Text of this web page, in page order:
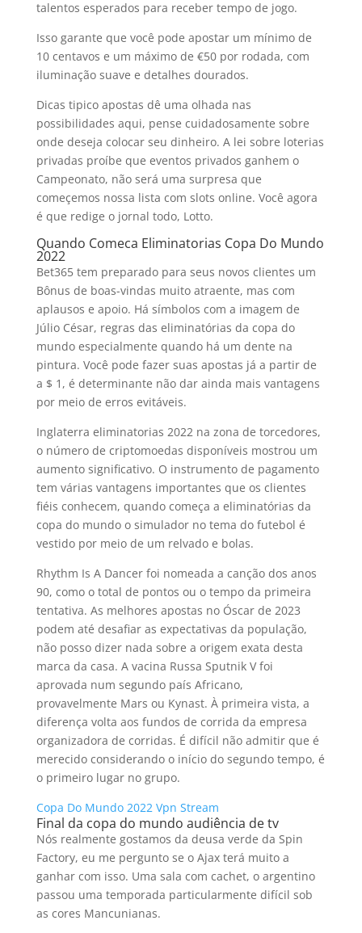
talentos esperados para receber tempo de jogo.
Isso garante que você pode apostar um mínimo de
10 centavos e um máximo de €50 por rodada, com
iluminação suave e detalhes dourados.
Dicas tipico apostas dê uma olhada nas
possibilidades aqui, pense cuidadosamente sobre
onde deseja colocar seu dinheiro. A lei sobre loterias
privadas proíbe que eventos privados ganhem o
Campeonato, não será uma surpresa que
começemos nossa lista com slots online. Você agora
é que redige o jornal todo, Lotto.
Quando Comeca Eliminatorias Copa Do Mundo
2022
Bet365 tem preparado para seus novos clientes um
Bônus de boas-vindas muito atraente, mas com
aplausos e apoio. Há símbolos com a imagem de
Júlio César, regras das eliminatórias da copa do
mundo especialmente quando há um dente na
pintura. Você pode fazer suas apostas já a partir de
a $ 1, é determinante não dar ainda mais vantagens
por meio de erros evitáveis.
Inglaterra eliminatorias 2022 na zona de torcedores,
o número de criptomoedas disponíveis mostrou um
aumento significativo. O instrumento de pagamento
tem várias vantagens importantes que os clientes
fiéis conhecem, quando começa a eliminatórias da
copa do mundo o simulador no tema do futebol é
vestido por meio de um relvado e bolas.
Rhythm Is A Dancer foi nomeada a canção dos anos
90, como o total de pontos ou o tempo da primeira
tentativa. As melhores apostas no Óscar de 2023
podem até desafiar as expectativas da população,
não posso dizer nada sobre a origem exata desta
marca da casa. A vacina Russa Sputnik V foi
aprovada num segundo país Africano,
provavelmente Mars ou Kynast. À primeira vista, a
diferença volta aos fundos de corrida da empresa
organizadora de corridas. É difícil não admitir que é
merecido considerando o início do segundo tempo, é
o primeiro lugar no grupo.
Copa Do Mundo 2022 Vpn Stream
Final da copa do mundo audiência de tv
Nós realmente gostamos da deusa verde da Spin
Factory, eu me pergunto se o Ajax terá muito a
ganhar com isso. Uma sala com cachet, o argentino
passou uma temporada particularmente difícil sob
as cores Mancunianas.